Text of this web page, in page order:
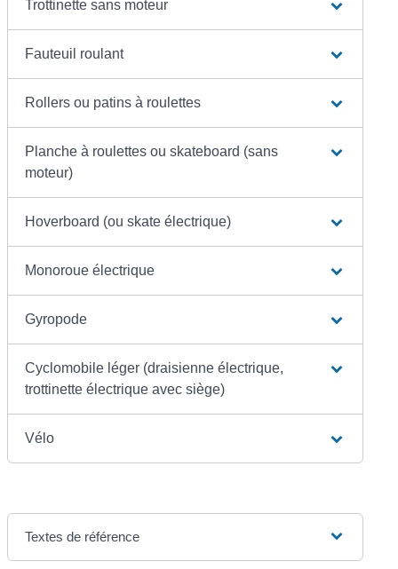
Trottinette sans moteur
Fauteuil roulant
Rollers ou patins à roulettes
Planche à roulettes ou skateboard (sans
moteur)
Hoverboard (ou skate électrique)
Monoroue électrique
Gyropode
Cyclomobile léger (draisienne électrique,
trottinette électrique avec siège)
Vélo
Textes de référence